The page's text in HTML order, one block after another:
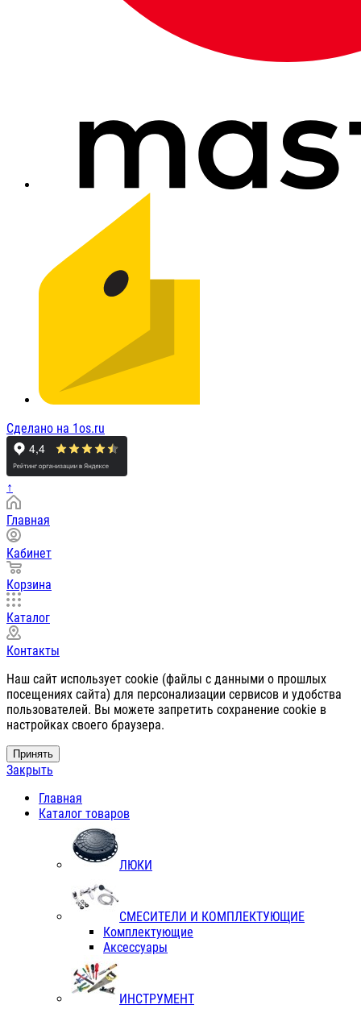
Сделано на 1os.ru
↑
Главная
Кабинет
Корзина
Каталог
Контакты
Наш сайт использует cookie (файлы с данными о прошлых
посещениях сайта) для персонализации сервисов и удобства
пользователей. Вы можете запретить сохранение cookie в
настройках своего браузера.
Принять
Закрыть
Главная
Каталог товаров
ЛЮКИ
СМЕСИТЕЛИ И КОМПЛЕКТУЮЩИЕ
Комплектующие
Аксессуары
ИНСТРУМЕНТ